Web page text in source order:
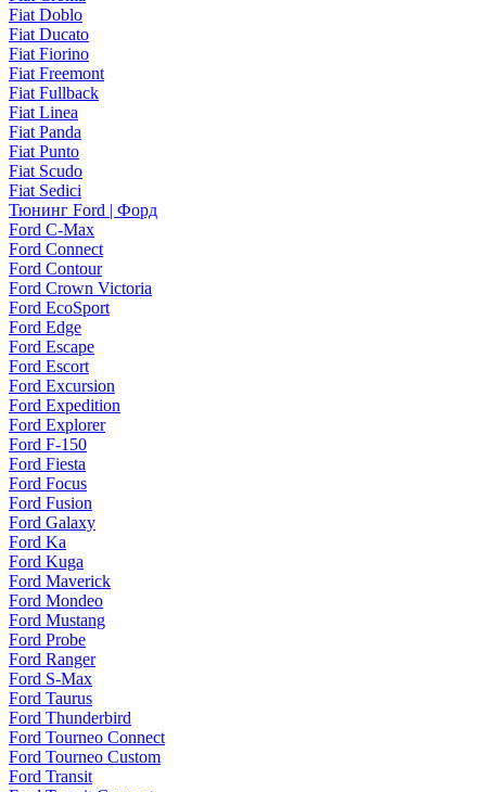
Fiat Doblo
Fiat Ducato
Fiat Fiorino
Fiat Freemont
Fiat Fullback
Fiat Linea
Fiat Panda
Fiat Punto
Fiat Scudo
Fiat Sedici
Тюнинг Ford | Форд
Ford C-Max
Ford Connect
Ford Contour
Ford Crown Victoria
Ford EcoSport
Ford Edge
Ford Escape
Ford Escort
Ford Excursion
Ford Expedition
Ford Explorer
Ford F-150
Ford Fiesta
Ford Focus
Ford Fusion
Ford Galaxy
Ford Ka
Ford Kuga
Ford Maverick
Ford Mondeo
Ford Mustang
Ford Probe
Ford Ranger
Ford S-Max
Ford Taurus
Ford Thunderbird
Ford Tourneo Connect
Ford Tourneo Custom
Ford Transit